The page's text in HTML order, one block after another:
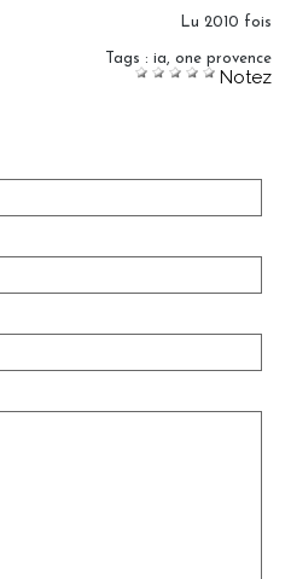
Lu 2010 fois
Tags : ia, one provence
Notez